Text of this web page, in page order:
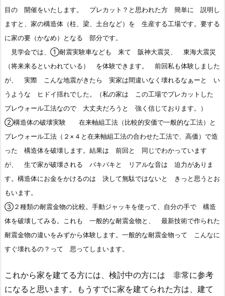
目の 開催をいたします。 プレカット？と思われた方 簡単に 説明し
ますと、家の構造体（柱、梁、土台など）を 生産する工場です。要する
に家の要（かなめ）となる 部分です。
見学会では、①耐震実験車なども 来て 阪神大震災、 東海大震災
（将来来るといわれている） を体験できます。 前回私も体験しました
が、 実際 こんな地震がきたら 実家は間違いなく壊れるなぁーと い
うような ヒドイ揺れでした。（私の家は この工場でプレカットした
プレウォール工法なので 大丈夫だろうと 強く信じております。）
②構造体の破壊実験 在来軸組工法（比較的安価で一般的な工法）と
プレウォール工法（２×４と在来軸組工法の合わせた工法で、高価）で造
った 構造体を破壊します。結果は 前回と 同じでわかっています
が、 生で家が破壊される バキバキと リアルな音は 迫力がありま
す。構造体にお金をかけるのは 決して無駄ではないと きっと思うとお
もいます。
③２種類の耐震金物の比較。手動ジャッキを使って、自分の手で 構造
体を破壊してみる。これも 一般的な耐震金物と、 最新技術で作られた
耐震金物の違いをみずから体験します。一般的な耐震金物って こんなに
すぐ壊れるの？って 思ってしまいます。
これから家を建てる方には、検討中の方には 非常に参考
になると思います。もうすでに家を建てられた方は、建て